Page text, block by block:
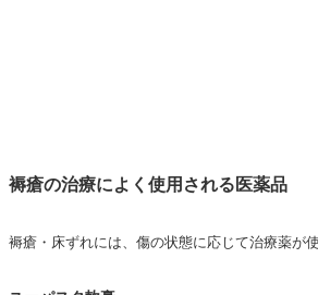
褥瘡の治療によく使用される医薬品
褥瘡・床ずれには、傷の状態に応じて治療薬が使